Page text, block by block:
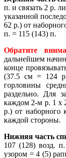
п. и связать 2 р.
указанной
62 р.) от
п. = 115 (143) п.
Обратите
дальнейшем
конце
(37.5 см = 124
горловины
раздельно. Для
каждом 2-м р. 1 х
р.) от наборного
каждой стороны.
Нижняя часть
107 (128) возд.
узором = 4 (5)